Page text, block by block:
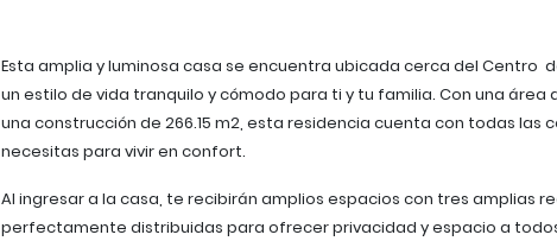
Esta amplia y luminosa casa se encuentra ubicada cerca del Centro
un estilo de vida tranquilo y cómodo para ti y tu familia. Con una área
una construcción de 266.15 m2, esta residencia cuenta con todas las
necesitas para vivir en confort.
Al ingresar a la casa, te recibirán amplios espacios con tres amplias
perfectamente distribuidas para ofrecer privacidad y espacio a